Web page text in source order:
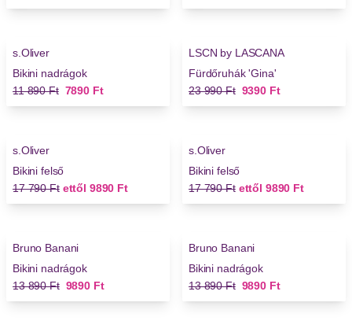
s.Oliver
Bikini nadrágok
Régi ár
11 890 Ft Új ár
7890 Ft
LSCN by LASCANA
Fürdőruhák 'Gina'
Régi ár
23 990 Ft Új ár
9390 Ft
s.Oliver
Bikini felső
Régi ár
17 790 Ft ettől Új ár
9890 Ft
s.Oliver
Bikini felső
Régi ár
17 790 Ft ettől Új ár
9890 Ft
Bruno Banani
Bikini nadrágok
Régi ár
13 890 Ft Új ár
9890 Ft
Bruno Banani
Bikini nadrágok
Régi ár
13 890 Ft Új ár
9890 Ft